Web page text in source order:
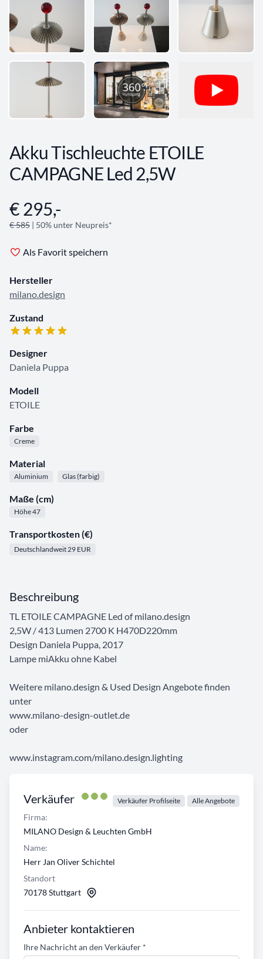
Akku Tischleuchte ETOILE
CAMPAGNE Led 2,5W
Angebotsinformationen
€ 295,-
€ 585 | 50% unter Neupreis*
Als Favorit speichern
Hersteller
milano.design
Zustand
Designer
Daniela Puppa
Modell
ETOILE
Farbe
Creme
Material
Aluminium Glas (farbig)
Maße (cm)
Höhe 47
Transportkosten (€)
Deutschlandweit 29 EUR
Verkäufer Verkäufer Profilseite Alle Angebote
Firma:
MILANO Design & Leuchten GmbH
Name:
Herr Jan Oliver Schichtel
Standort
70178 Stuttgart
Anbieter kontaktieren
Ihre Nachricht an den Verkäufer *
Beschreibung
TL ETOILE CAMPAGNE Led of milano.design
2,5W / 413 Lumen 2700 K H470D220mm
Design Daniela Puppa, 2017
Lampe miAkku ohne Kabel
Weitere milano.design & Used Design Angebote finden
unter
www.milano-design-outlet.de
oder
www.instagram.com/milano.design.lighting